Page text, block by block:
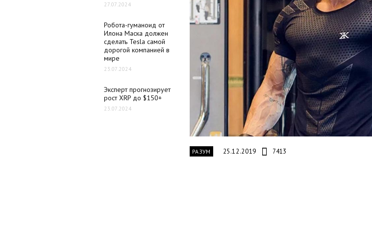
27.07.2024
Робота-гуманоид от
Илона Маска должен
сделать Tesla самой
дорогой компанией в
мире
23.07.2024
Эксперт прогнозирует
рост XRP до $150+
23.07.2024
РАЗУМ 25.12.2019 7413